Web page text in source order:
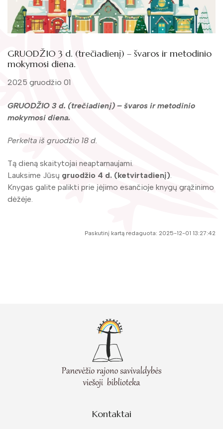
Gaunami periodiniai leidiniai
Tarpbibliotekinis abonementas
Internetas
Klubai
Literatų klubas „Polėkis“
Gabrielės Petkevičaitės-Bitės literatūrinė
GRUODŽIO 3 d. (trečiadienį) – švaros ir metodinio
mokymosi diena.
2025 gruodžio 01
GRUODŽIO 3 d. (trečiadienį) – švaros ir metodinio
mokymosi diena.
Perkelta iš gruodžio 18 d.
Tą dieną skaitytojai neaptarnaujami.
Lauksime Jūsų gruodžio 4 d. (ketvirtadienį).
Knygas galite palikti prie įėjimo esančioje knygų grąžinimo
dėžėje.
Paskutinį kartą redaguota: 2025-12-01 13:27:42
Kontaktai